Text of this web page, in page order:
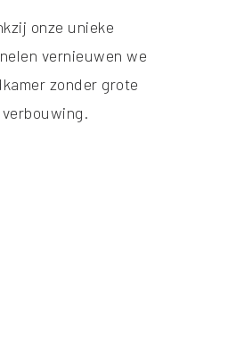
onze unieke
vernieuwen we
zonder grote
verbouwing.